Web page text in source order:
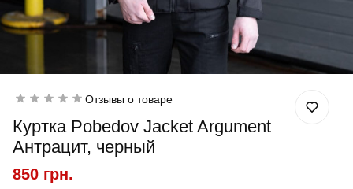
Отзывы о товаре
Куртка Pobedov Jacket Argument
Антрацит, черный
850 грн.